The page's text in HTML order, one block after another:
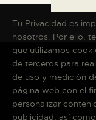
Tu Privacidad es
nosotros. Por ello,
que utilizamos
de terceros para
de uso y medición
página web con el
personalizar
publicidad, así como